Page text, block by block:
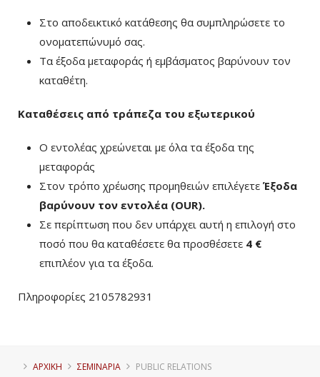
Στο αποδεικτικό κατάθεσης θα συμπληρώσετε το
ονοματεπώνυμό σας.
Τα έξοδα μεταφοράς ή εμβάσματος βαρύνουν τον
καταθέτη.
Καταθέσεις από τράπεζα του εξωτερικού
Ο εντολέας χρεώνεται με όλα τα έξοδα της
μεταφοράς
Στον τρόπο χρέωσης προμηθειών επιλέγετε Έξοδα
βαρύνουν τον εντολέα (ΟUR).
Σε περίπτωση που δεν υπάρχει αυτή η επιλογή στο
ποσό που θα καταθέσετε θα προσθέσετε 4 €
επιπλέον για τα έξοδα.
Πληροφορίες 2105782931
ΑΡΧΙΚΗ ΣΕΜΙΝΑΡΙΑ PUBLIC RELATIONS